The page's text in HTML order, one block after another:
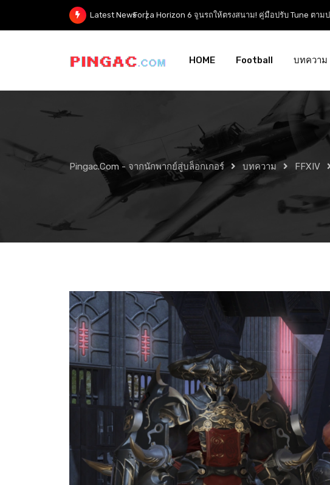
Latest News Forza Horizon 6 ปรับจูนรถ — คู่มือฉบับสมบูรณ์จา
HOME Football บทความ
Pingac.com - จากนักพากย์สู่บล็อกเกอร์ บทความ FFXIV